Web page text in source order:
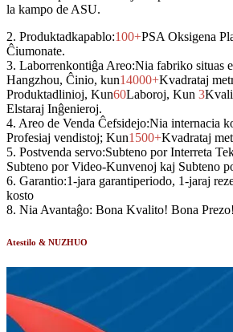
la kampo de ASU.
2. Produktadkapablo:100+PSA Oksigena
Ĉiumonate.
3. Laborrenkontiĝa Areo:Nia fabriko situas
Hangzhou, Ĉinio, kun14000+Kvadrataj
Produktadlinioj, Kun60Laboroj, Kun 3
Elstaraj Inĝenieroj.
4. Areo de Venda Ĉefsidejo:Nia internacia
Profesiaj vendistoj; Kun1500+Kvadrataj
5. Postvenda servo:Subteno por Interreta
Subteno por Video-Kunvenoj kaj Subteno
6. Garantio:1-jara garantiperiodo, 1-jaraj
kosto
8. Nia Avantaĝo: Bona Kvalito! Bona
Atestilo & NUZHUO